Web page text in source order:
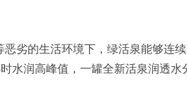
恶劣的生活环境下，绿活泉能够连
水润高峰值，一罐全新活泉润透水